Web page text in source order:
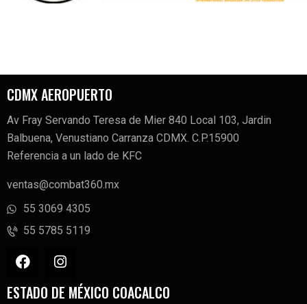
CDMX AEROPUERTO
Av Fray Servando Teresa de Mier 840 Local 103, Jardin
Balbuena, Venustiano Carranza CDMX. C.P.15900
Referencia a un lado de KFC
ventas@combat360.mx
55 3069 4305
55 5785 5119
ESTADO DE MÉXICO COACALCO